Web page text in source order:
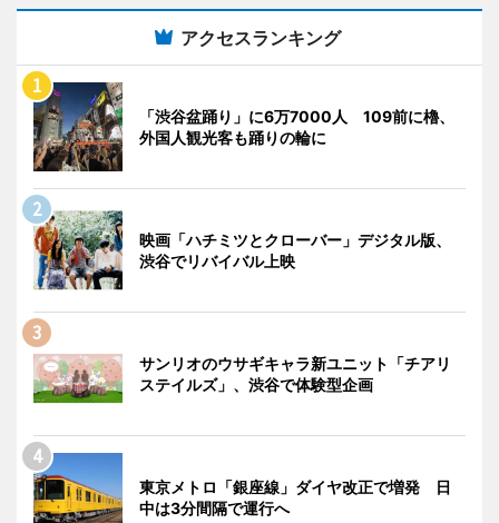
アクセスランキング
「渋谷盆踊り」に6万7000人 109前に櫓、
外国人観光客も踊りの輪に
映画「ハチミツとクローバー」デジタル版、
渋谷でリバイバル上映
サンリオのウサギキャラ新ユニット「チアリ
ステイルズ」、渋谷で体験型企画
東京メトロ「銀座線」ダイヤ改正で増発 日
中は3分間隔で運行へ